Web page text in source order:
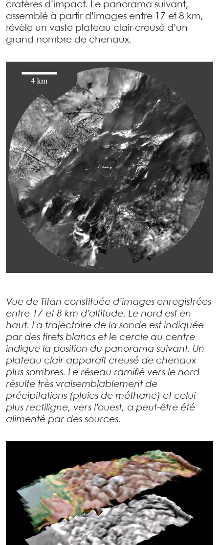
cratères d’impact. Le panorama suivant,
assemblé à partir d’images entre 17 et 8 km,
révèle un vaste plateau clair creusé d’un
grand nombre de chenaux.
Vue de Titan constituée d’images enregistrées
entre 17 et 8 km d’altitude. Le nord est en
haut. La trajectoire de la sonde est indiquée
par des tirets blancs et le cercle au centre
indique la position du panorama suivant. Un
plateau clair apparaît creusé de chenaux
plus sombres. Le réseau ramifié vers le nord
résulte très vraisemblablement de
précipitations (pluies de méthane) et celui
plus rectiligne, vers l’ouest, a peut-être été
alimenté par des sources.